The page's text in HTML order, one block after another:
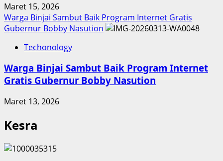
Maret 15, 2026
Warga Binjai Sambut Baik Program Internet Gratis
Gubernur Bobby Nasution
Techonology
Warga Binjai Sambut Baik Program Internet
Gratis Gubernur Bobby Nasution
Maret 13, 2026
Kesra